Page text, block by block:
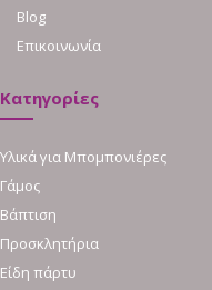
Blog
Επικοινωνία
Κατηγορίες
Υλικά για Μπομπονιέρες
Γάμος
Βάπτιση
Προσκλητήρια
Είδη πάρτυ